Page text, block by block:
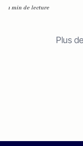
1 min de lecture
Plus